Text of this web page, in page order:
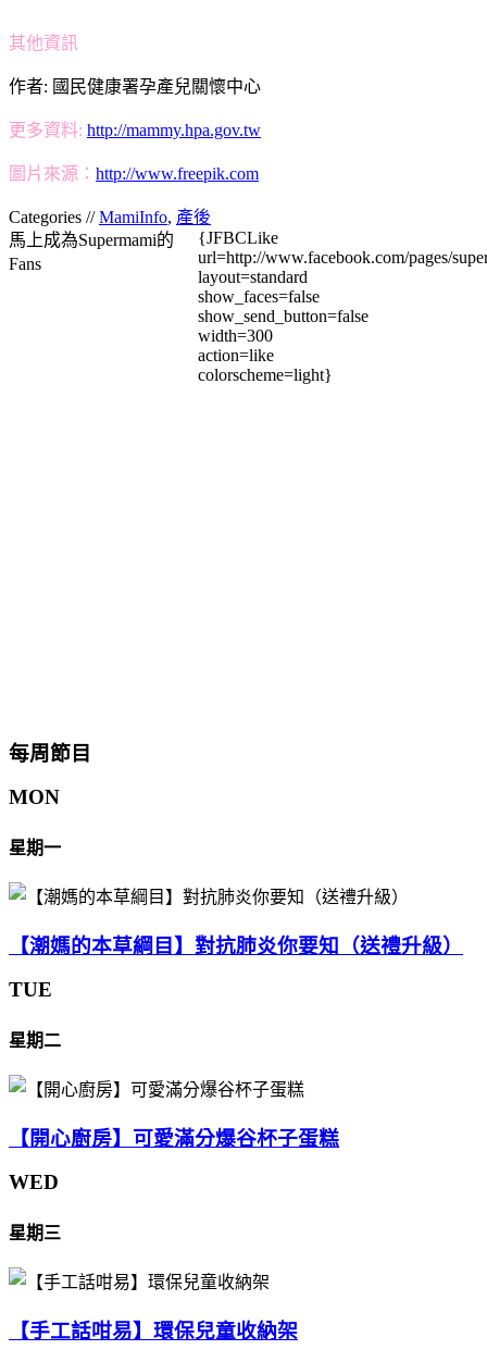
其他資訊
作者: 國民健康署孕產兒關懷中心
更多資料: http://mammy.hpa.gov.tw
圖片來源： http://www.freepik.com
Categories //MamiInfo, 產後
馬上成為Supermami的
Fans
{JFBCLike
url=http://www.facebook.com/pages/
layout=standard
show_faces=false
show_send_button=false
width=300
action=like
colorscheme=light}
每周節目
MON
星期一
【潮媽的本草綱目】對抗肺炎你要知（送禮升級）
TUE
星期二
【開心廚房】可愛滿分爆谷杯子蛋糕
WED
星期三
【手工話咁易】環保兒童收納架